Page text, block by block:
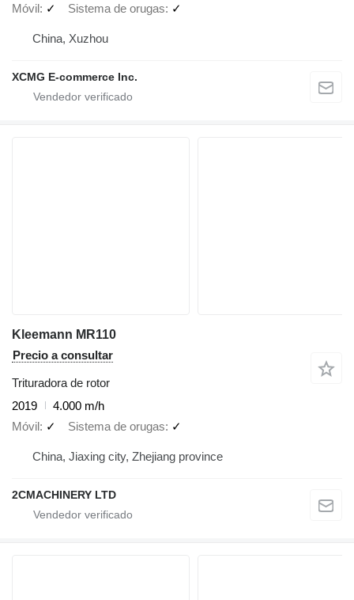
Móvil ✓ Sistema de orugas ✓
China, Xuzhou
XCMG E-commerce Inc.
Kleemann MR110
Precio a consultar
Trituradora de rotor
2019
4.000 m/h
Móvil ✓ Sistema de orugas ✓
China, Jiaxing city, Zhejiang province
2CMACHINERY LTD